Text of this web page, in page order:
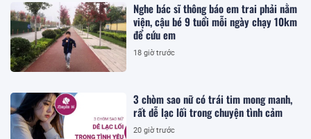
Nghe bác sĩ thông báo em trai phải nằm
viện, cậu bé 9 tuổi mỗi ngày chạy 10km
để cứu em
18 giờ trước
3 chòm sao nữ có trái tim mong manh,
rất dễ lạc lối trong chuyện tình cảm
20 giờ trước